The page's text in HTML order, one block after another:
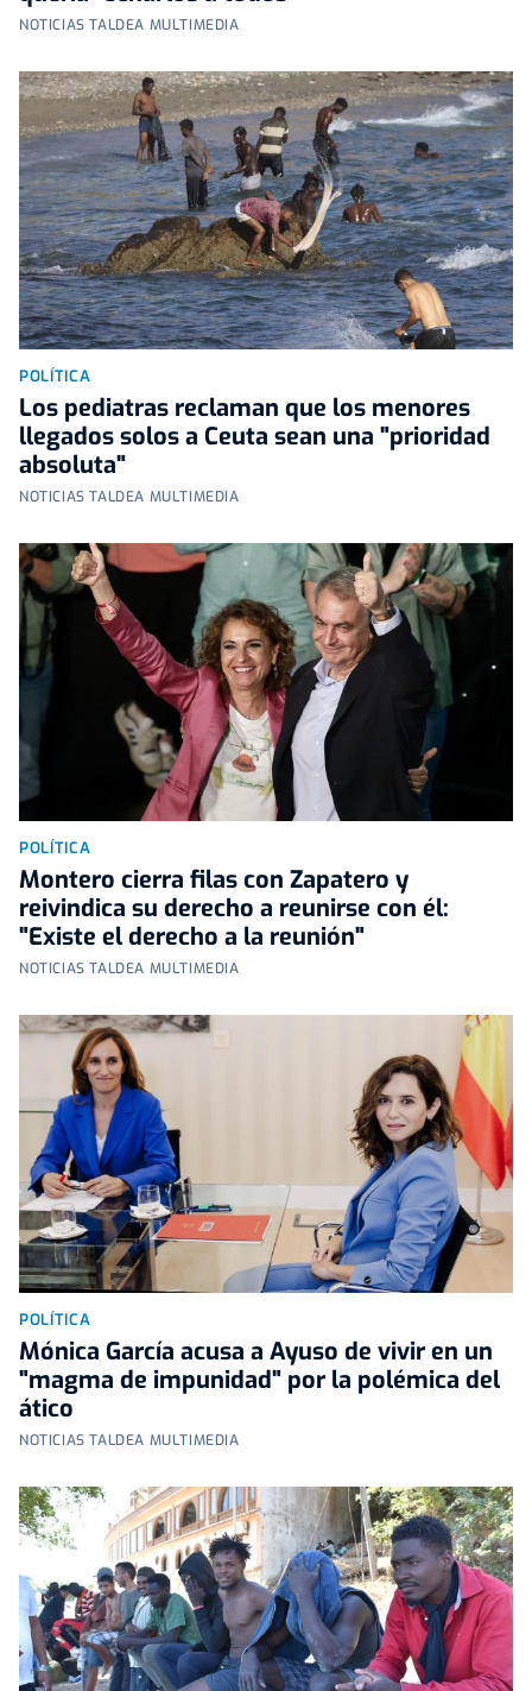
NOTICIAS TALDEA MULTIMEDIA
POLÍTICA
Los pediatras reclaman que los menores
llegados solos a Ceuta sean una "prioridad
absoluta"
NOTICIAS TALDEA MULTIMEDIA
POLÍTICA
Montero cierra filas con Zapatero y
reivindica su derecho a reunirse con él:
"Existe el derecho a la reunión"
NOTICIAS TALDEA MULTIMEDIA
POLÍTICA
Mónica García acusa a Ayuso de vivir en un
"magma de impunidad" por la polémica del
ático
NOTICIAS TALDEA MULTIMEDIA